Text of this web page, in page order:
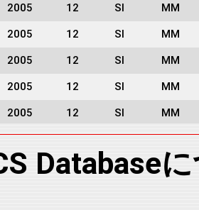
2005 12 SI MM
2005 12 SI MM
2005 12 SI MM
2005 12 SI MM
2005 12 SI MM
2005 12 SI MM
2005 12 SI MM
Database